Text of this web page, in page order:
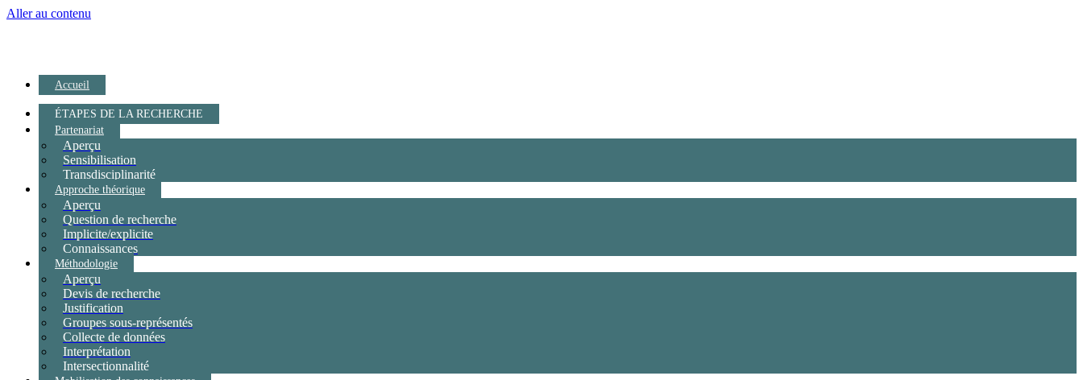
Aller au contenu
Accueil
ÉTAPES DE LA RECHERCHE
Partenariat
Aperçu
Sensibilisation
Transdisciplinarité
Approche théorique
Aperçu
Question de recherche
Implicite/explicite
Connaissances
Méthodologie
Aperçu
Devis de recherche
Justification
Groupes sous-représentés
Collecte de données
Interprétation
Intersectionnalité